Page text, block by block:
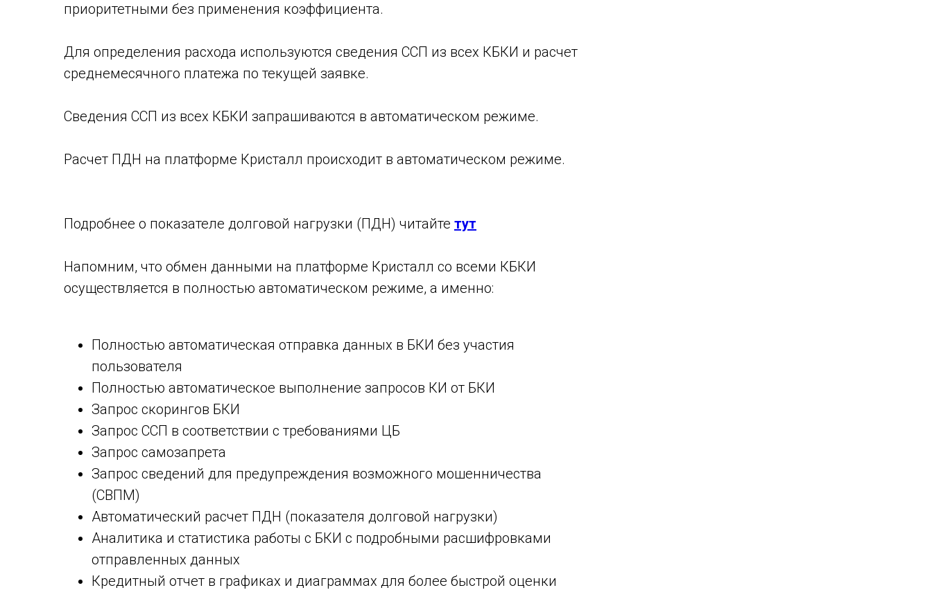
приоритетными без применения коэффициента.
Для определения расхода используются сведения ССП из всех КБКИ и расчет
среднемесячного платежа по текущей заявке.
Сведения ССП из всех КБКИ запрашиваются в автоматическом режиме.
Расчет ПДН на платформе Кристалл происходит в автоматическом режиме.
Подробнее о показателе долговой нагрузки (ПДН) читайте тут
Напомним, что обмен данными на платформе Кристалл со всеми КБКИ
осуществляется в полностью автоматическом режиме, а именно:
Полностью автоматическая отправка данных в БКИ без участия
пользователя
Полностью автоматическое выполнение запросов КИ от БКИ
Запрос скорингов БКИ
Запрос ССП в соответствии с требованиями ЦБ
Запрос самозапрета
Запрос сведений для предупреждения возможного мошенничества
(СВПМ)
Автоматический расчет ПДН (показателя долговой нагрузки)
Аналитика и статистика работы с БКИ с подробными расшифровками
отправленных данных
Кредитный отчет в графиках и диаграммах для более быстрой оценки